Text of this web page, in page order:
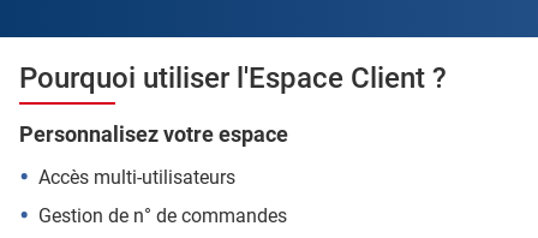
Pourquoi utiliser l'Espace Client ?
Personnalisez votre espace
Accès multi-utilisateurs
Gestion de n° de commandes